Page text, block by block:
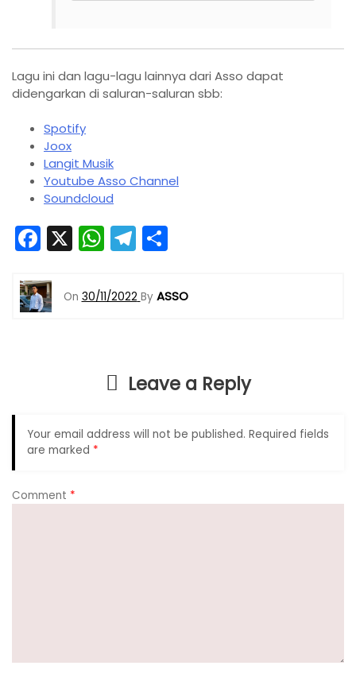
Lagu ini dan lagu-lagu lainnya dari Asso dapat
didengarkan di saluran-saluran sbb:
Spotify
Joox
Langit Musik
Youtube Asso Channel
Soundcloud
F
a
c
e
X W
h
a
ts
p
T
el
e
gr
ar
On 30/11/2022 By ASSO
Leave a Reply
Your email address will not be published. Required fields
are marked *
Comment *